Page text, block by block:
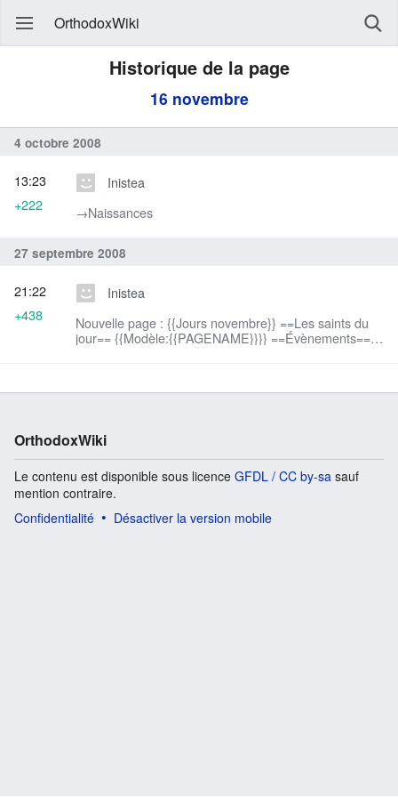
OrthodoxWiki
Historique de la page
16 novembre
4 octobre 2008
Inistea
→‎Naissances
13:23
+222
27 septembre 2008
Inistea
Nouvelle page : {{Jours novembre}} ==Les saints du
jour== {{Modèle:{{PAGENAME}}}} ==Évènements==
21:22
+438
OrthodoxWiki
Le contenu est disponible sous licence GFDL / CC by-sa sauf
mention contraire.
Confidentialité
Désactiver la version mobile